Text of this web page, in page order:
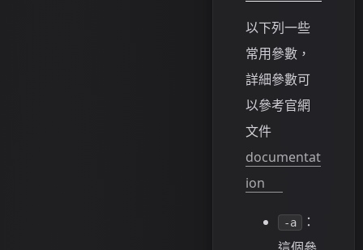
以下列一些
常用參數，
詳細參數可
以參考官網
文件
documentat
ion
-a
：